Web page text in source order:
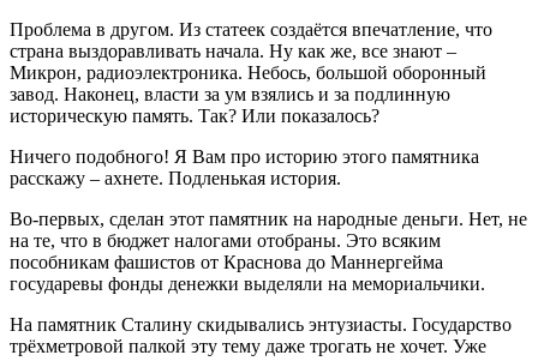
Проблема в другом. Из статеек создаётся впечатление, что
страна выздоравливать начала. Ну как же, все знают –
Микрон, радиоэлектроника. Небось, большой оборонный
завод. Наконец, власти за ум взялись и за подлинную
историческую память. Так? Или показалось?
Ничего подобного! Я Вам про историю этого памятника
расскажу – ахнете. Подленькая история.
Во-первых, сделан этот памятник на народные деньги. Нет, не
на те, что в бюджет налогами отобраны. Это всяким
пособникам фашистов от Краснова до Маннергейма
государевы фонды денежки выделяли на мемориальчики.
На памятник Сталину скидывались энтузиасты. Государство
трёхметровой палкой эту тему даже трогать не хочет. Уже